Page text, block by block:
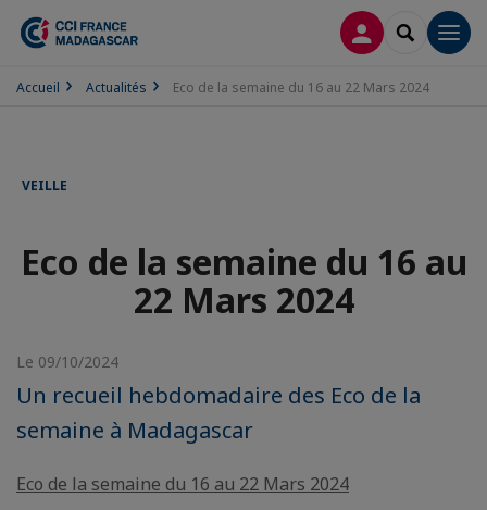
CONNEXION
Accueil Actualités Eco de la semaine du 16 au 22 Mars 2024
VEILLE
Eco de la semaine du 16 au
22 Mars 2024
Le 09/10/2024
Un recueil hebdomadaire des Eco de la
semaine à Madagascar
Eco de la semaine du 16 au 22 Mars 2024